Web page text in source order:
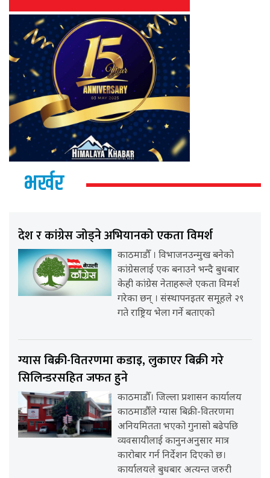
भर्खर
देश र कांग्रेस जोड्ने अभियानको एकता विमर्श
काठमाडौँ । विभाजनउन्मुख बनेको
कांग्रेसलाई एक बनाउने भन्दै बुधबार
केही कांग्रेस नेताहरूले एकता विमर्श
गरेका छन् । संस्थापनइतर समूहले २९
गते राष्ट्रिय भेला गर्ने बताएको
ग्यास बिक्री-वितरणमा कडाइ, लुकाएर बिक्री गरे
सिलिन्डरसहित जफत हुने
काठमाडौँ। जिल्ला प्रशासन कार्यालय
काठमाडौँले ग्यास बिक्री-वितरणमा
अनियमितता भएको गुनासो बढेपछि
व्यवसायीलाई कानुनअनुसार मात्र
कारोबार गर्न निर्देशन दिएको छ।
कार्यालयले बुधबार अत्यन्त जरुरी